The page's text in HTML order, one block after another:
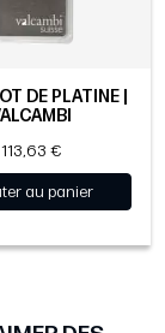
DE PLATINE |
113,63 €
au panier